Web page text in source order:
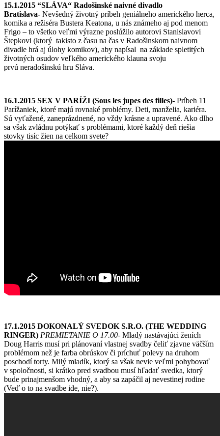
15.1.2015 “SLÁVA“ Radošinské naivné divadlo
Bratislava- Nevšedný životný príbeh geniálneho amerického herca,
komika a režiséra Bustera Keatona, u nás známeho aj pod menom
Frigo – to všetko veľmi výrazne poslúžilo autorovi Stanislavovi
Štepkovi (ktorý takisto z času na čas v Radošinskom naivnom
divadle hrá aj úlohy komikov), aby napísal na základe spletitých
životných osudov veľkého amerického klauna svoju
prvú neradošinskú hru Sláva.
16.1.2015 SEX V PARÍŽI (Sous les jupes des filles)- Príbeh 11
Parížaniek, ktoré majú rovnaké problémy. Deti, manželia, kariéra.
Sú vyťažené, zaneprázdnené, no vždy krásne a upravené. Ako dlho
sa však zvládnu potýkať s problémami, ktoré každý deň riešia
stovky tisíc žien na celkom svete?
17.1.2015 DOKONALÝ SVEDOK S.R.O. (THE WEDDING
RINGER) PREMIETANIE O 17.00- Mladý nastávajúci ženích
Doug Harris musí pri plánovaní vlastnej svadby čeliť zjavne väčším
problémom než je farba obrúskov či príchuť polevy na druhom
poschodí torty. Milý mladík, ktorý sa však nevie veľmi pohybovať
v spoločnosti, si krátko pred svadbou musí hľadať svedka, ktorý
bude prinajmenšom vhodný, a aby sa zapáčil aj nevestinej rodine
(Veď o to na svadbe ide, nie?).